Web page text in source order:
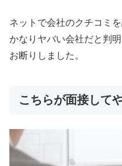
ネットで会社のクチコミ
かなりヤバい会社だと判
お断りしました。
こちらが面接して